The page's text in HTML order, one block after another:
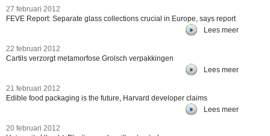
27 februari 2012
FEVE Report: Separate glass collections crucial in Europe, says report
Lees meer
22 februari 2012
Cartils verzorgt metamorfose Grolsch verpakkingen
Lees meer
21 februari 2012
Edible food packaging is the future, Harvard developer claims
Lees meer
20 februari 2012